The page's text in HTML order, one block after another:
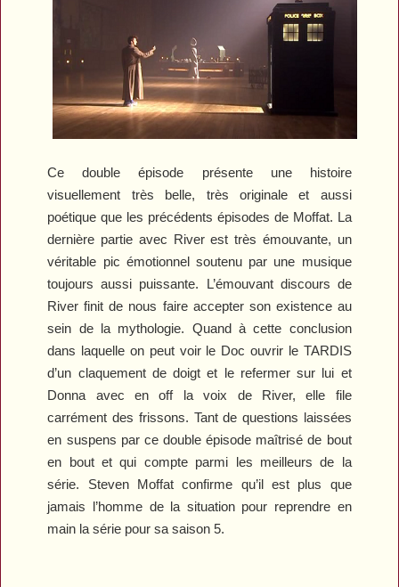
Ce double épisode présente une histoire
visuellement très belle, très originale et aussi
poétique que les précédents épisodes de Moffat. La
dernière partie avec River est très émouvante, un
véritable pic émotionnel soutenu par une musique
toujours aussi puissante. L’émouvant discours de
River finit de nous faire accepter son existence au
sein de la mythologie. Quand à cette conclusion
dans laquelle on peut voir le Doc ouvrir le TARDIS
d’un claquement de doigt et le refermer sur lui et
Donna avec en off la voix de River, elle file
carrément des frissons. Tant de questions laissées
en suspens par ce double épisode maîtrisé de bout
en bout et qui compte parmi les meilleurs de la
série. Steven Moffat confirme qu’il est plus que
jamais l’homme de la situation pour reprendre en
main la série pour sa saison 5.